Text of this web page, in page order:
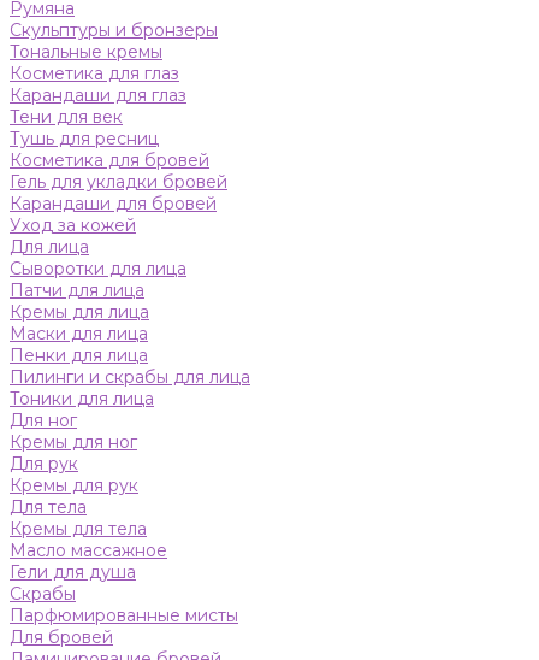
Румяна
Скульптуры и бронзеры
Тональные кремы
Косметика для глаз
Карандаши для глаз
Тени для век
Тушь для ресниц
Косметика для бровей
Гель для укладки бровей
Карандаши для бровей
Уход за кожей
Для лица
Сыворотки для лица
Патчи для лица
Кремы для лица
Маски для лица
Пенки для лица
Пилинги и скрабы для лица
Тоники для лица
Для ног
Кремы для ног
Для рук
Кремы для рук
Для тела
Кремы для тела
Масло массажное
Гели для душа
Скрабы
Парфюмированные мисты
Для бровей